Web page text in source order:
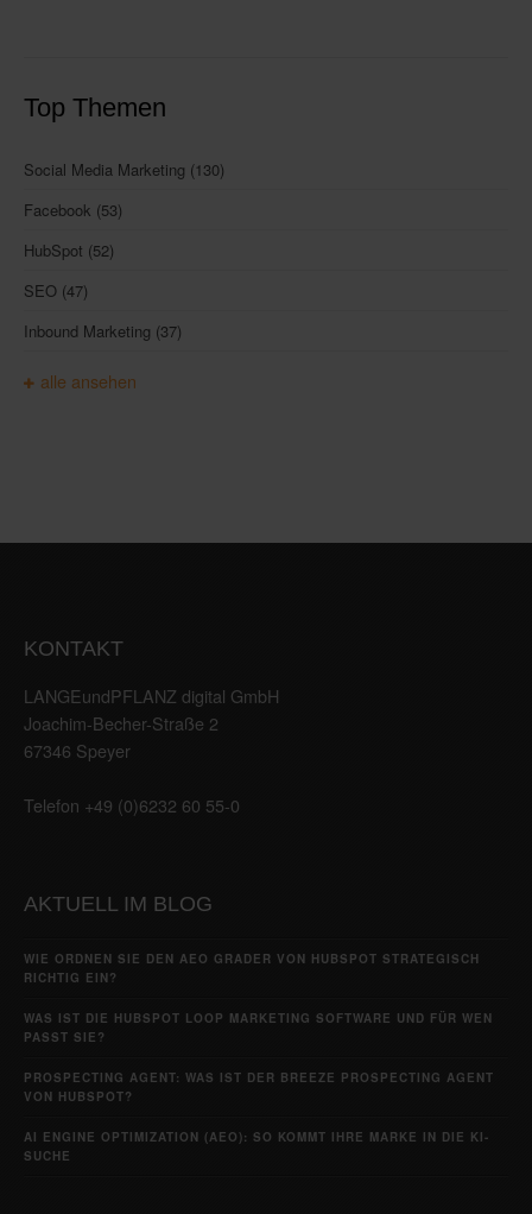
Top Themen
Social Media Marketing (130)
Facebook (53)
HubSpot (52)
SEO (47)
Inbound Marketing (37)
alle ansehen
KONTAKT
LANGEundPFLANZ digital GmbH
Joachim-Becher-Straße 2
67346 Speyer
Telefon +49 (0)6232 60 55-0
AKTUELL IM BLOG
WIE ORDNEN SIE DEN AEO GRADER VON HUBSPOT STRATEGISCH
RICHTIG EIN?
WAS IST DIE HUBSPOT LOOP MARKETING SOFTWARE UND FÜR WEN
PASST SIE?
PROSPECTING AGENT: WAS IST DER BREEZE PROSPECTING AGENT
VON HUBSPOT?
AI ENGINE OPTIMIZATION (AEO): SO KOMMT IHRE MARKE IN DIE KI-
SUCHE